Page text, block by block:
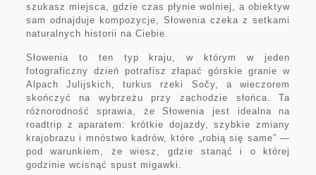
szukasz miejsca, gdzie czas płynie wolniej, a obiektyw
sam odnajduje kompozycje, Słowenia czeka z setkami
naturalnych historii na Ciebie.
Słowenia to ten typ kraju, w którym w jeden
fotograficzny dzień potrafisz złapać górskie granie w
Alpach Julijskich, turkus rzeki Sočy, a wieczorem
skończyć na wybrzeżu przy zachodzie słońca. Ta
różnorodność sprawia, że Słowenia jest idealna na
roadtrip z aparatem: krótkie dojazdy, szybkie zmiany
krajobrazu i mnóstwo kadrów, które „robią się same” —
pod warunkiem, że wiesz, gdzie stanąć i o której
godzinie wcisnąć spust migawki.